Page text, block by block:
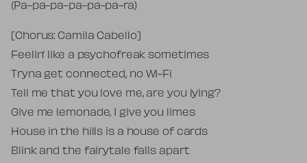
(Pa-pa-pa-pa-pa-pa-ra)
[Chorus: Camila Cabello]
Feelin’ like a psychofreak sometimes
Tryna get connected, no Wi-Fi
Tell me that you love me, are you lying?
Give me lemonade, I give you limes
House in the hills is a house of cards
Blink and the fairytale falls apart